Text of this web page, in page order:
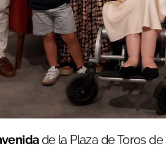
de la Plaza de Toros